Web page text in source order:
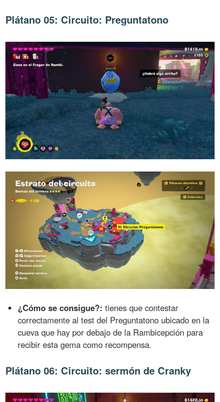
Plátano 05: Circuito: Preguntatono
¿Cómo se consigue?: tienes que contestar
correctamente al test del Preguntatono ubicado en la
cueva que hay por debajo de la Rambicepción para
recibir esta gema como recompensa.
Plátano 06: Circuito: sermón de Cranky